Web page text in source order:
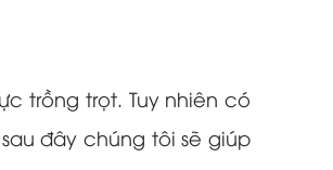
trồng trọt. Tuy nhiên có
sau đây chúng tôi sẽ giúp